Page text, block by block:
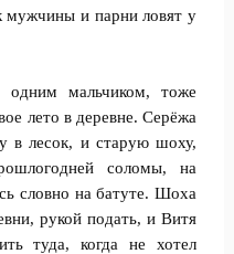
мужчины и парни ловят у
одним мальчиком, тоже
лето в деревне. Серёжа
в лесок, и старую шоху,
соломы, на
словно на батуте. Шоха
рукой подать, и Витя
туда, когда не хотел